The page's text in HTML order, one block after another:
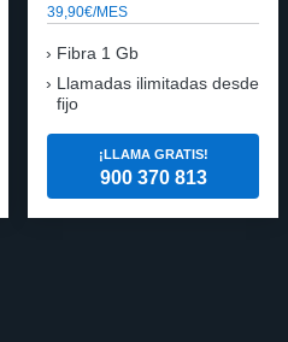
39,90€/MES
Fibra 1 Gb
Llamadas ilimitadas desde
fijo
¡LLAMA GRATIS!
900 370 813